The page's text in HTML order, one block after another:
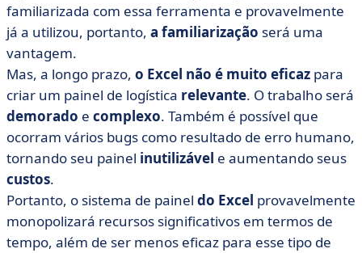
familiarizada com essa ferramenta e provavelmente
já a utilizou, portanto, a familiarização será uma
vantagem.
Mas, a longo prazo, o Excel não é muito eficaz para
criar um painel de logística relevante. O trabalho será
demorado e complexo. Também é possível que
ocorram vários bugs como resultado de erro humano,
tornando seu painel inutilizável e aumentando seus
custos.
Portanto, o sistema de painel do Excel provavelmente
monopolizará recursos significativos em termos de
tempo, além de ser menos eficaz para esse tipo de